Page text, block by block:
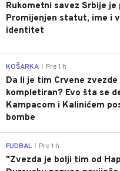
Rukometni savez Srbije je
Promijenjen statut, ime i
identitet
KOŠARKA Pre 1 h
Da li je tim Crvene zvezde
kompletiran? Evo šta se
Kampacom i Kalinićem
bombe
FUDBAL Pre 1 h
"Zvezda je bolji tim od